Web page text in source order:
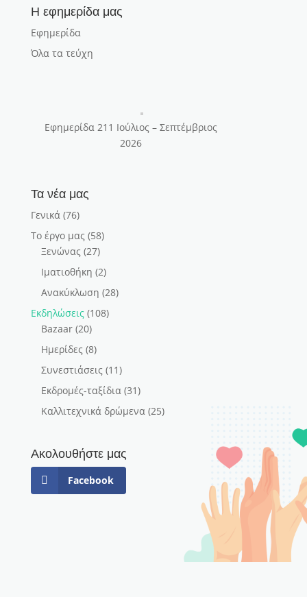
Η εφημερίδα μας
Εφημερίδα
Όλα τα τεύχη
Εφημερίδα 211 Ιούλιος – Σεπτέμβριος
2026
Τα νέα μας
Γενικά (76)
Το έργο μας(58)
Ξενώνας(27)
Ιματιοθήκη (2)
Ανακύκλωση (28)
Εκδηλώσεις(108)
Bazaar(20)
Ημερίδες(8)
Συνεστιάσεις(11)
Εκδρομές-ταξίδια (31)
Καλλιτεχνικά δρώμενα (25)
Ακολουθήστε μας
Facebook